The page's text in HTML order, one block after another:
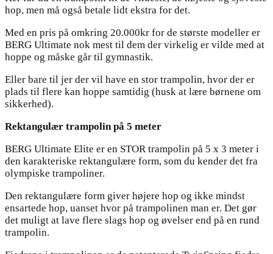
hop, men må også betale lidt ekstra for det.
Med en pris på omkring 20.000kr for de største modeller er
BERG Ultimate nok mest til dem der virkelig er vilde med at
hoppe og måske går til gymnastik.
Eller bare til jer der vil have en stor trampolin, hvor der er
plads til flere kan hoppe samtidig (husk at lære børnene om
sikkerhed).
Rektangulær trampolin på 5 meter
BERG Ultimate Elite er en STOR trampolin på 5 x 3 meter i
den karakteriske rektangulære form, som du kender det fra
olympiske trampoliner.
Den rektangulære form giver højere hop og ikke mindst
ensartede hop, uanset hvor på trampolinen man er. Det gør
det muligt at lave flere slags hop og øvelser end på en rund
trampolin.